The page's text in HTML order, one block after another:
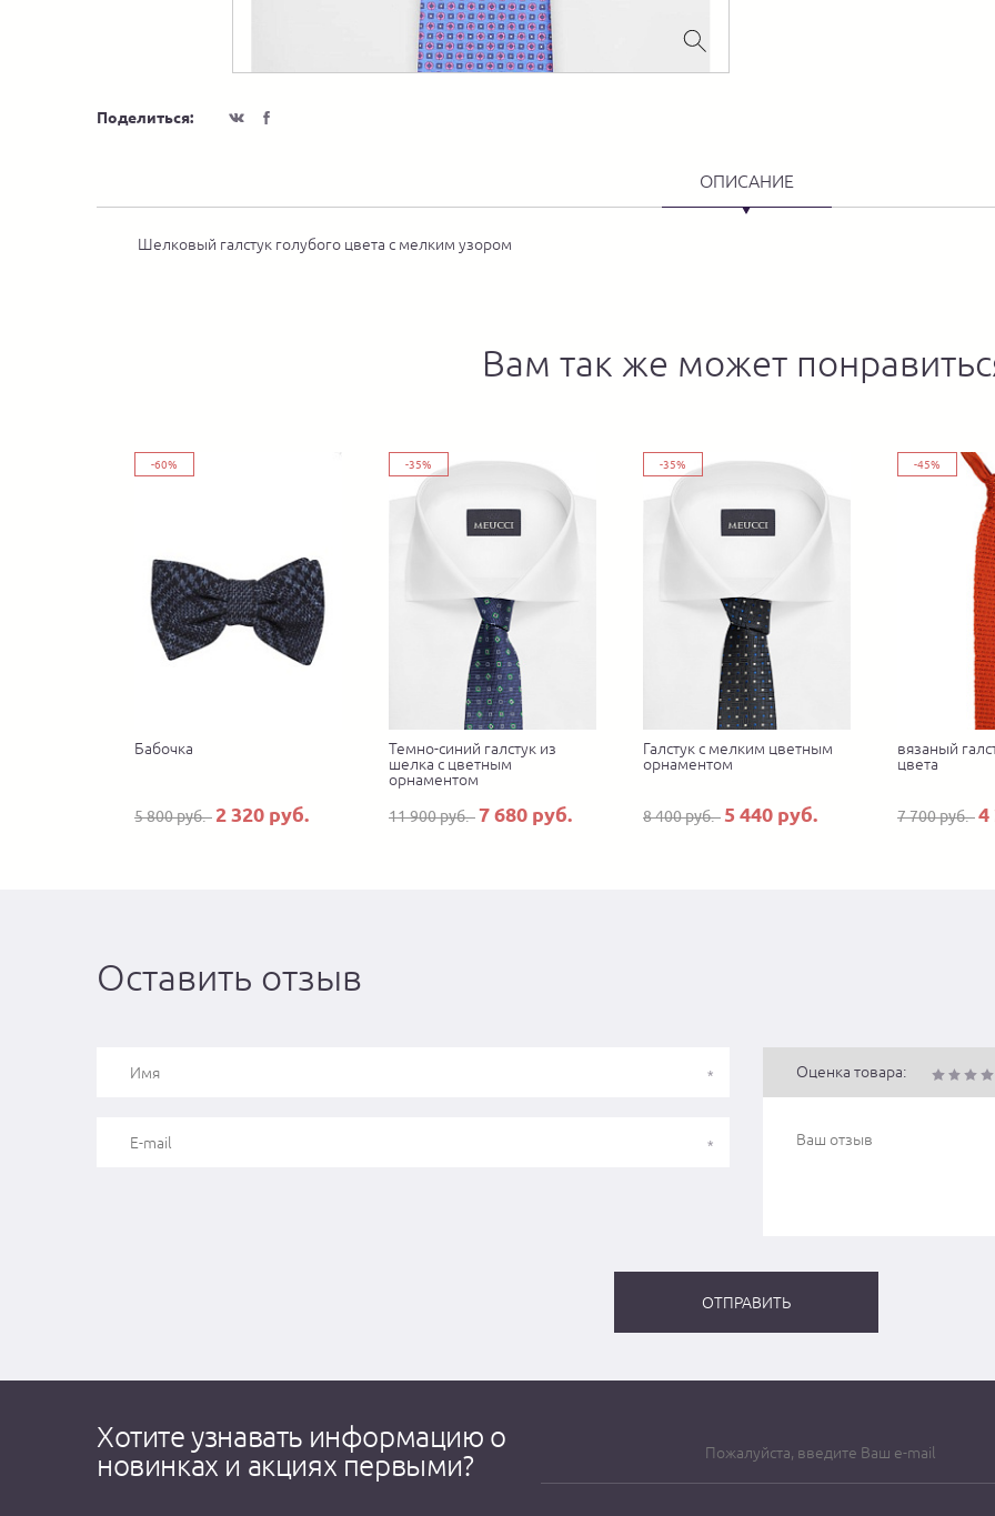
Поделиться:
ОПИСАНИЕ
Шелковый галстук голубого цвета с мелким узором
Вам так же может
-60%
Бабочка
5 800 руб. 2 320 руб.
-35%
Темно-синий галстук из
шелка с цветным
орнаментом
11 900 руб.7 680 руб.
-35%
Галстук с мелким цветным
орнаментом
8 400 руб. 5 440 руб.
-45%
вязаный
цвета
7 700 руб.4
Оставить отзыв
Оценка товара:
Хотите узнавать информацию о
новинках и акциях первыми?